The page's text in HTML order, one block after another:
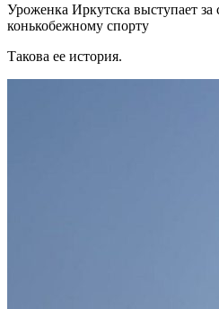
Уроженка Иркутска выступает
конькобежному спорту
Такова ее история.